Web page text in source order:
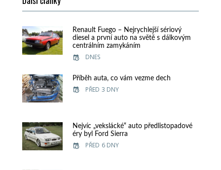
Renault Fuego – Nejrychlejší sériový
diesel a první auto na světě s dálkovým
centrálním zamykáním
DNES
Příběh auta, co vám vezme dech
PŘED 3 DNY
Nejvíc „vekslácké“ auto předlistopadové
éry byl Ford Sierra
PŘED 6 DNY